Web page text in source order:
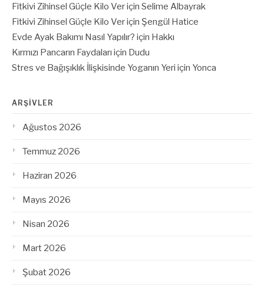
Fitkivi Zihinsel Güçle Kilo Veriçin Selime Albayrak
Fitkivi Zihinsel Güçle Kilo Veriçin Şengül Hatice
Evde Ayak Bakımı Nasıl Yapılır? için Hakkı
Kırmızı Pancarın Faydaları için Dudu
Stres ve Bağışıklık İlişkisinde Yoganın Yeri için Yonca
ARŞIVLER
Ağustos 2026
Temmuz 2026
Haziran 2026
Mayıs 2026
Nisan 2026
Mart 2026
Şubat 2026